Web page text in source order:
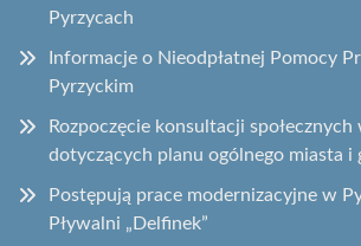
Pyrzycach
Informacje o Nieodpłatnej Pomocy
Pyrzyckim
Rozpoczęcie konsultacji społecznych
dotyczących planu ogólnego miasta i
Postępują prace modernizacyjne w
Pływalni „Delfinek”